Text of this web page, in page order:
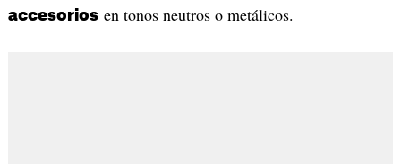
accesoriosen tonos neutros o metálicos.